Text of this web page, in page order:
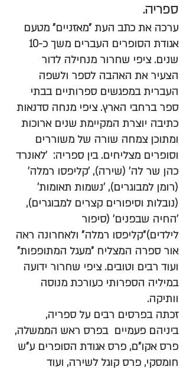
ספריה.
ערכה את כתב העת "מאזניים" מטעם
שנים. ציפי שחרור מנחילה לדור
הצעיר את האהבה לספר ולשפה
העברית במפגשים ספרותיים בבתי
ספר ברחבי הארץ. ציפי מנחה סדנאות
כתיבה יוצרת המקיימת שנים ארוכות
ומתוכן צמחה שורה של משוררים
וסופרים מצליחים. בין ספריה:  'לאונרד
כהן שר לה' (שירה), 'קליפסו רמלה'
(רומן למבוגרים), 'נשמות תאומות'
(נובלות וסיפורים קצרים למבוגרים),
'החיה שבפנים' (סיפור
לילדים)"קליפסו רמלה" ולאחרונה ראה
אור ספרה המצליח "מעגל המתופפות"
ועוד רבים וטובים. ציפי שחרור ידועה
במיליה הספרותי כעורכת מנוסה
וותיקה.
זכתה בפרסים רבים על ספריה,
ביניהם פעמיים  בפרס ראש הממשלה,
פרס אקו"ם, פרס אגודת הסופרים ע"ש
חומסקי, פרס קוגל לשירה, ועוד